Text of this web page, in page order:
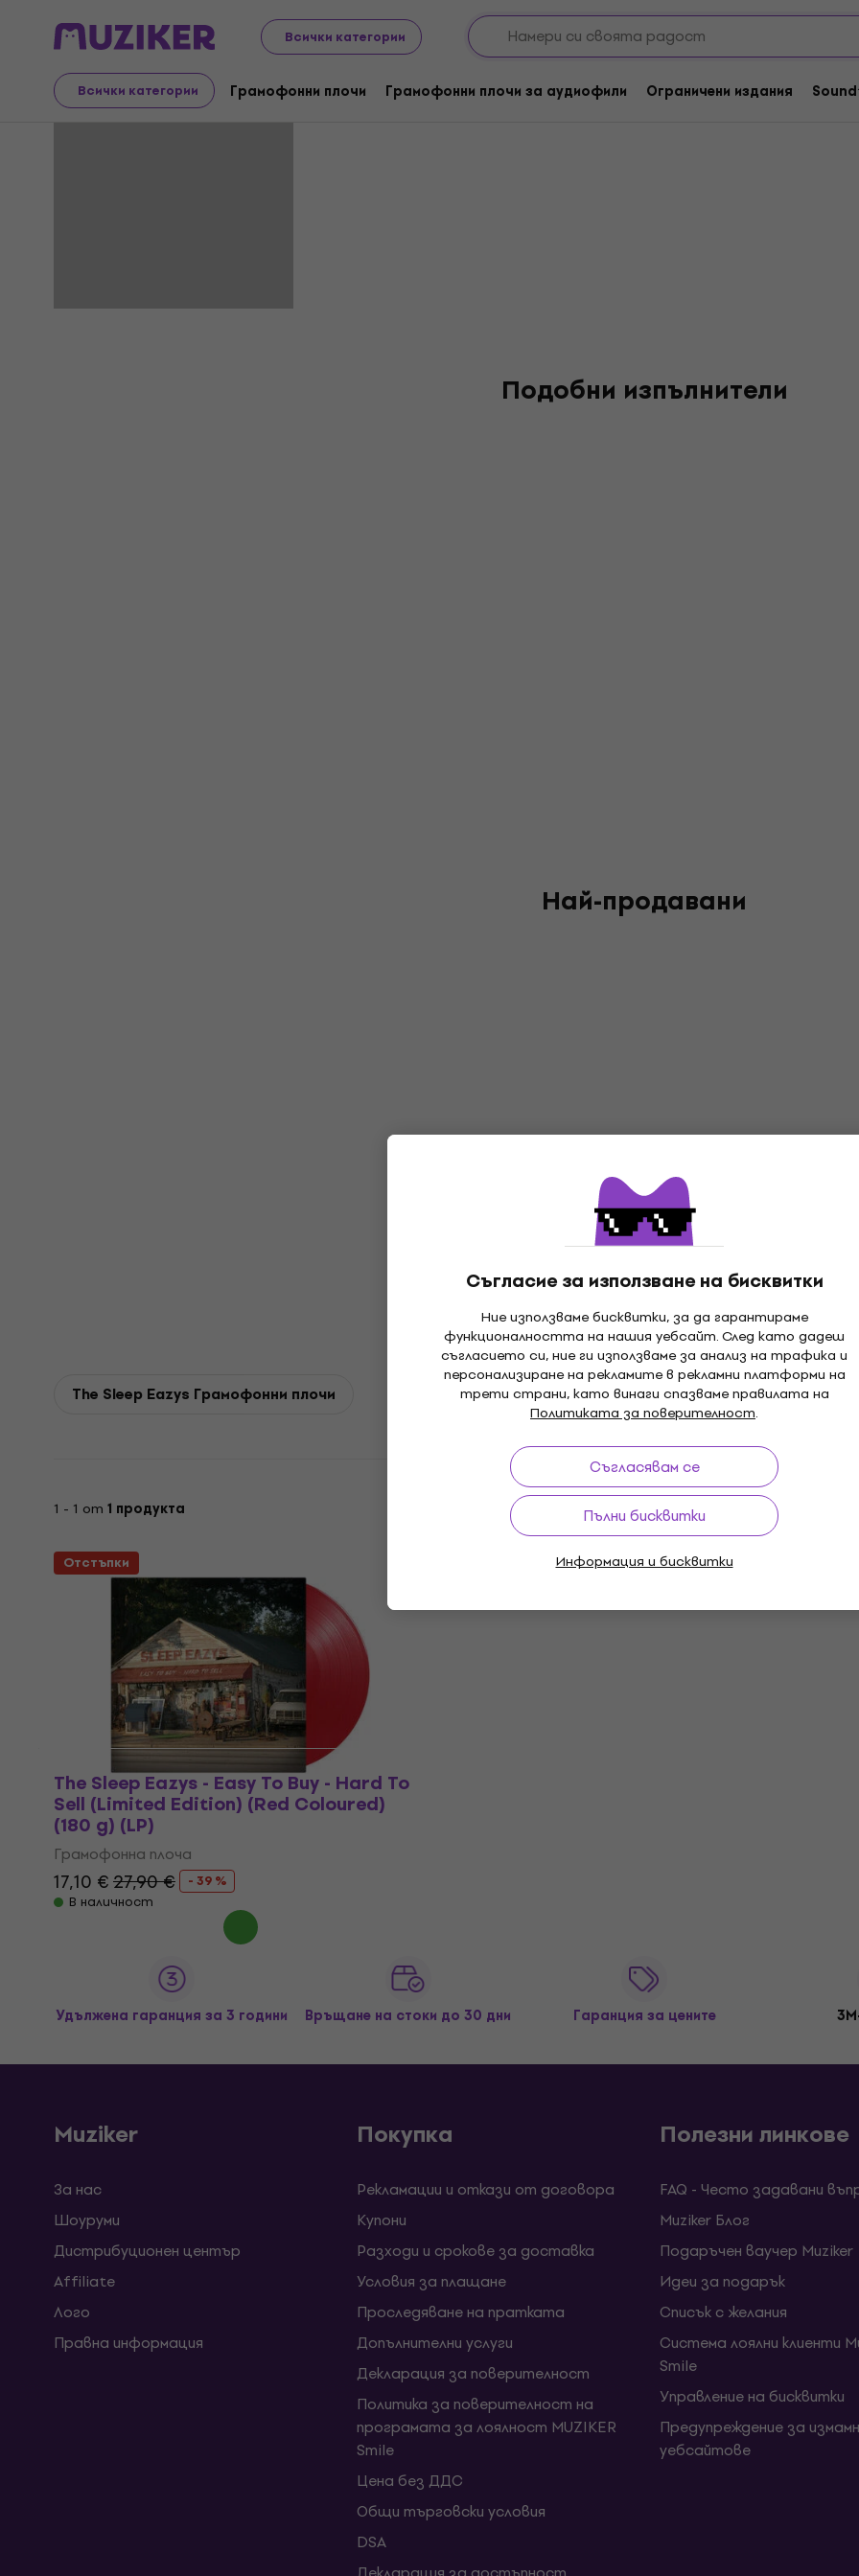
Всички категории
Всички категории Грамофонни плочи Грамофонни плочи за аудиофили Ограничени издания
Съгласие за използване на бисквитки
Ние използваме бисквитки, за да гарантираме
функционалността на нашия уебсайт. След като дадеш
съгласието си, ние ги използваме за анализ на трафика и
персонализиране на рекламите в рекламни платформи на
трети страни, като винаги спазваме правилата на
Политиката за поверителност.
Съгласявам се
Пълни бисквитки
Информация и бисквитки
The Sleep Eazys
Подобни изпълнители
Най-продавани
The Sleep Eazys Грамофонни плочи
1 - 1 от 1 продукта
Отстъпки
The Sleep Eazys - Easy To Buy - Hard To
Sell (Limited Edition) (Red Coloured)
(180 g) (LP)
Грамофонна плоча
17,10 €27,90 €
- 39 %
В наличност
Удължена гаранция за 3 години Връщане на стоки до 30 дни Гаранция за цените
Muziker
За нас
Шоуруми
Дистрибуционен център
Affiliate
Лого
Правна информация
Покупка
Рекламации и откази от договора
Kупони
Разходи и срокове за доставка
Условия за плащане
Проследяване на пратката
Допълнителни услуги
Декларация за поверителност
Политика за поверителност на
програмата за лоялност MUZIKER
Smile
Цена без ДДС
Общи търговски условия
DSA
Полезни линкове
FAQ - Често задавани
Muziker Блог
Подаръчен ваучер Muziker
Идеи за подарък
Списък с желания
Система лоялни клиенти
Smile
Управление на бисквитки
Предупреждение за
уебсайтове